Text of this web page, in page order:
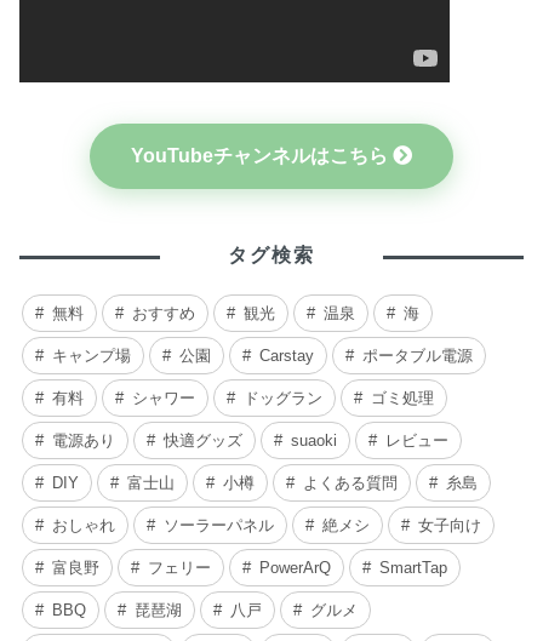
YouTubeチャンネルはこちら
タグ検索
無料 おすすめ 観光 温泉 海
キャンプ場 公園 Carstay ポータブル電源
有料 シャワー ドッグラン ゴミ処理
電源あり 快適グッズ suaoki レビュー
DIY 富士山 小樽 よくある質問 糸島
おしゃれ ソーラーパネル 絶メシ 女子向け
富良野 フェリー PowerArQ SmartTap
BBQ 琵琶湖 八戸 グルメ